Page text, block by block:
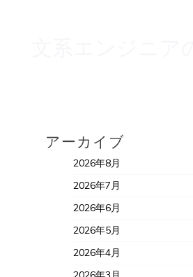
アーカイブ
2026年8月
2026年7月
2026年6月
2026年5月
2026年4月